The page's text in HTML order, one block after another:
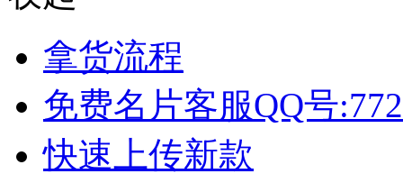
拿货流程
免费名片客服QQ号
快速上传新款